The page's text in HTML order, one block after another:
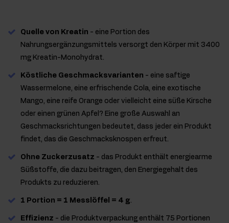
Quelle von Kreatin - eine Portion des
Nahrungsergänzungsmittels versorgt den Körper mit 3400
mg Kreatin-Monohydrat.
Köstliche Geschmacksvarianten - eine saftige
Wassermelone, eine erfrischende Cola, eine exotische
Mango, eine reife Orange oder vielleicht eine süße Kirsche
oder einen grünen Apfel? Eine große Auswahl an
Geschmacksrichtungen bedeutet, dass jeder ein Produkt
findet, das die Geschmacksknospen erfreut.
Ohne Zuckerzusatz - das Produkt enthält energiearme
Süßstoffe, die dazu beitragen, den Energiegehalt des
Produkts zu reduzieren.
1 Portion = 1 Messlöffel = 4 g.
Effizienz - die Produktverpackung enthält 75 Portionen